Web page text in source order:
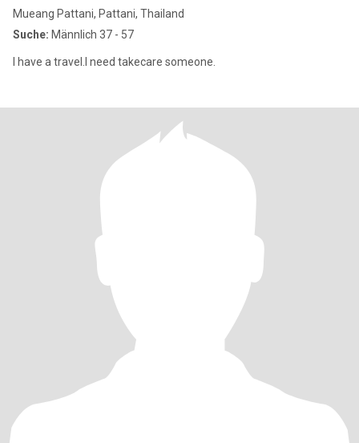
Mueang Pattani, Pattani, Thailand
Suche: Männlich 37 - 57
I have a travel.I need takecare someone.